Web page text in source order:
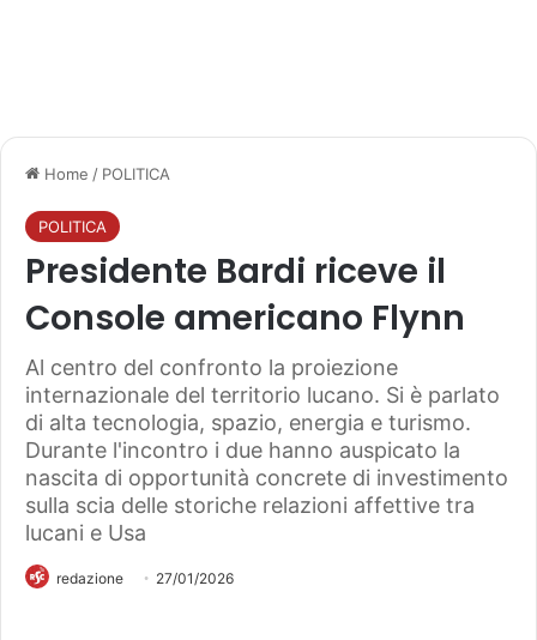
Home / POLITICA
POLITICA
Presidente Bardi riceve il
Console americano Flynn
Al centro del confronto la proiezione
internazionale del territorio lucano. Si è parlato
di alta tecnologia, spazio, energia e turismo.
Durante l'incontro i due hanno auspicato la
nascita di opportunità concrete di investimento
sulla scia delle storiche relazioni affettive tra
lucani e Usa
redazione 27/01/2026